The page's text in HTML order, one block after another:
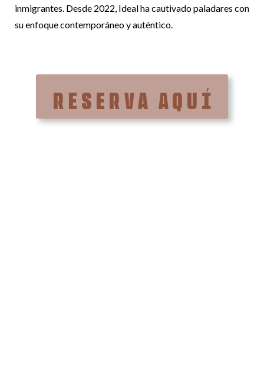
inmigrantes. Desde 2022, Ideal ha cautivado paladares con
su enfoque contemporáneo y auténtico.
RESERVA AQUÍ